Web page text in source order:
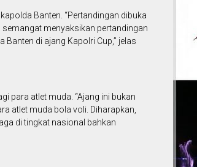
Banten. “Pertandingan dibuka
menyaksikan pertandingan
di ajang Kapolri Cup,” jelas
para atlet muda. “Ajang ini bukan
atlet muda bola voli. Diharapkan,
di tingkat nasional bahkan